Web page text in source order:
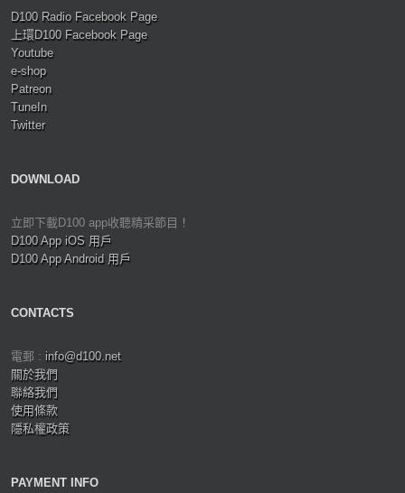
D100 Radio Facebook Page
上環D100 Facebook Page
Youtube
e-shop
Patreon
TuneIn
Twitter
DOWNLOAD
立即下載D100 app收聽精采節目！
D100 App iOS 用戶
D100 App Android 用戶
CONTACTS
電郵 : info@d100.net
關於我們
聯絡我們
使用條款
隱私權政策
PAYMENT INFO